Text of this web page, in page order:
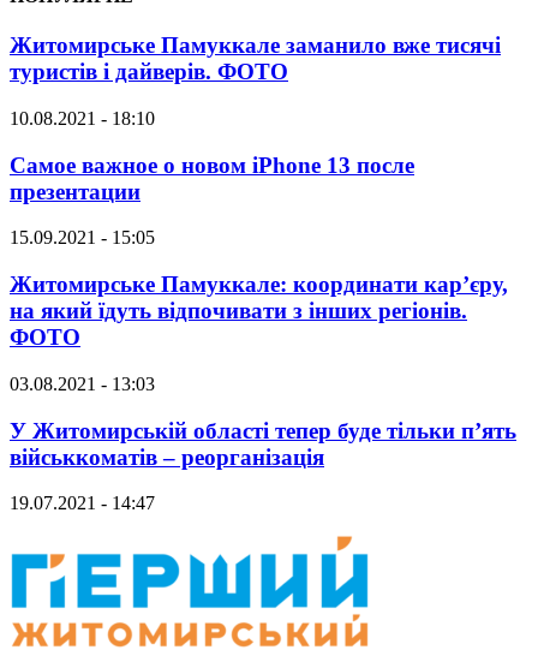
Житомирське Памуккале заманило вже тисячі
туристів і дайверів. ФОТО
10.08.2021 - 18:10
Самое важное о новом iPhone 13 после
презентации
15.09.2021 - 15:05
Житомирське Памуккале: координати кар’єру,
на який їдуть відпочивати з інших регіонів.
ФОТО
03.08.2021 - 13:03
У Житомирській області тепер буде тільки п’ять
військкоматів – реорганізація
19.07.2021 - 14:47